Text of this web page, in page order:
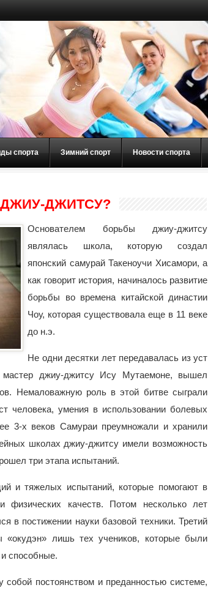
спорта Зимний спорт Новости спорта
ДЖИТСУ?
Основателем борьбы джиу-джитсу
являлась школа, которую создал
японский самурай Такеноучи Хисамори, а
как говорит история, начиналось развитие
борьбы во времена китайской династии
Чоу, которая существовала еще в 11 веке
до н.э.
Не одни десятки лет передавалась из уст
джиу-джитсу Ису Мутаемоне, вышел
Немаловажную роль в этой битве сыграли
человека, умения в использовании болевых
3-х веков Самураи преумножали и хранили
школах джиу-джитсу имели возможность
три этапа испытаний.
и тяжелых испытаний, которые помогают в
физических качеств. Потом несколько лет
в постижении науки базовой техники. Третий
лишь тех учеников, которые были
способные.
постоянством и преданностью системе,